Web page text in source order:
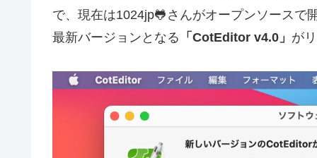
で、現在は1024jp🐸さんがオープンソースで
最新バージョンとなる 「CotEditor v4.0」 が